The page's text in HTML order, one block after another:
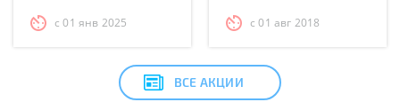
с 01 янв 2025 с 01 авг 2018
ВСЕ АКЦИИ